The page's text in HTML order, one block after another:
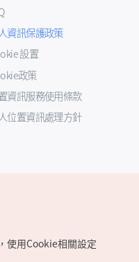
資訊保護政策
設置
政策
資訊服務使用條款
位置資訊處理方針
使用Cookie相關設定